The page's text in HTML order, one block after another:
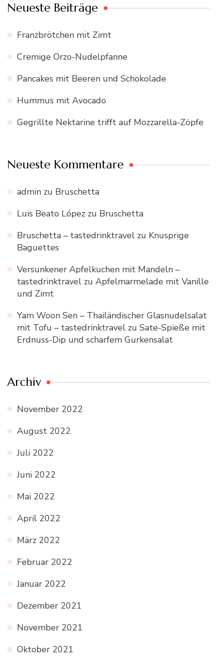
Neueste Beiträge
Franzbrötchen mit Zimt
Cremige Orzo-Nudelpfanne
Pancakes mit Beeren und Schokolade
Hummus mit Avocado
Gegrillte Nektarine trifft auf Mozzarella-Zöpfe
Neueste Kommentare
admin zu Bruschetta
Luis Beato López zu Bruschetta
Bruschetta – tastedrinktravel zu Knusprige
Baguettes
Versunkener Apfelkuchen mit Mandeln –
tastedrinktravel zu Apfelmarmelade mit Vanille
und Zimt
Yam Woon Sen – Thailändischer Glasnudelsalat
mit Tofu – tastedrinktravel zu Sate-Spieße mit
Erdnuss-Dip und scharfem Gurkensalat
Archiv
November 2022
August 2022
Juli 2022
Juni 2022
Mai 2022
April 2022
März 2022
Februar 2022
Januar 2022
Dezember 2021
November 2021
Oktober 2021